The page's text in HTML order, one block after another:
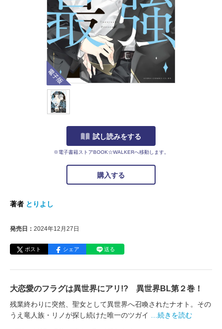
電子版
試し読みをする
※電子書籍ストアBOOK☆WALKERへ移動します。
購入する
著者 とりよし
発売日： 2024年12月27日
ポスト シェア 送る
大恋愛のフラグは異世界にアリ!? 異世界BL第２巻！
残業終わりに突然、聖女として異世界へ召喚されたナオト。その
うえ竜人族・リノが探し続けた唯一のツガイ
…続きを読む